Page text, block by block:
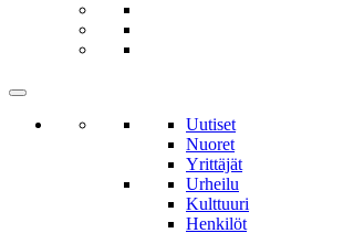
Uutiset
Nuoret
Yrittäjät
Urheilu
Kulttuuri
Henkilöt